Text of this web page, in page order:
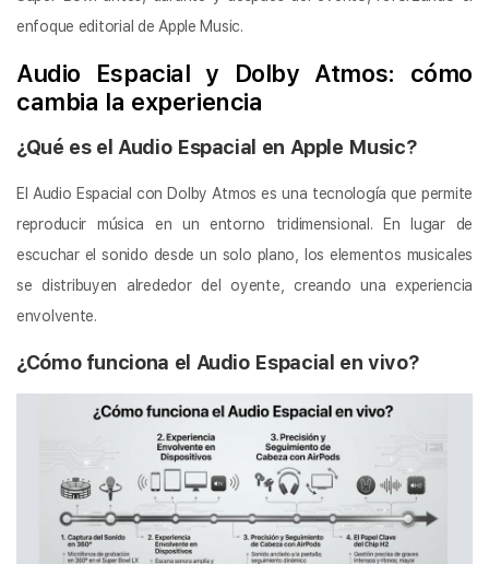
enfoque editorial de Apple Music.
Audio Espacial y Dolby Atmos: cómo
cambia la experiencia
¿Qué es el Audio Espacial en Apple Music?
El Audio Espacial con Dolby Atmos es una tecnología que permite
reproducir música en un entorno tridimensional. En lugar de
escuchar el sonido desde un solo plano, los elementos musicales
se distribuyen alrededor del oyente, creando una experiencia
envolvente.
¿Cómo funciona el Audio Espacial en vivo?